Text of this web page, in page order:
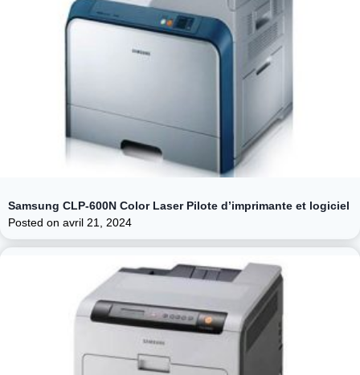
Samsung CLP-600N Color Laser Pilote d’imprimante et logiciel
Posted on avril 21, 2024